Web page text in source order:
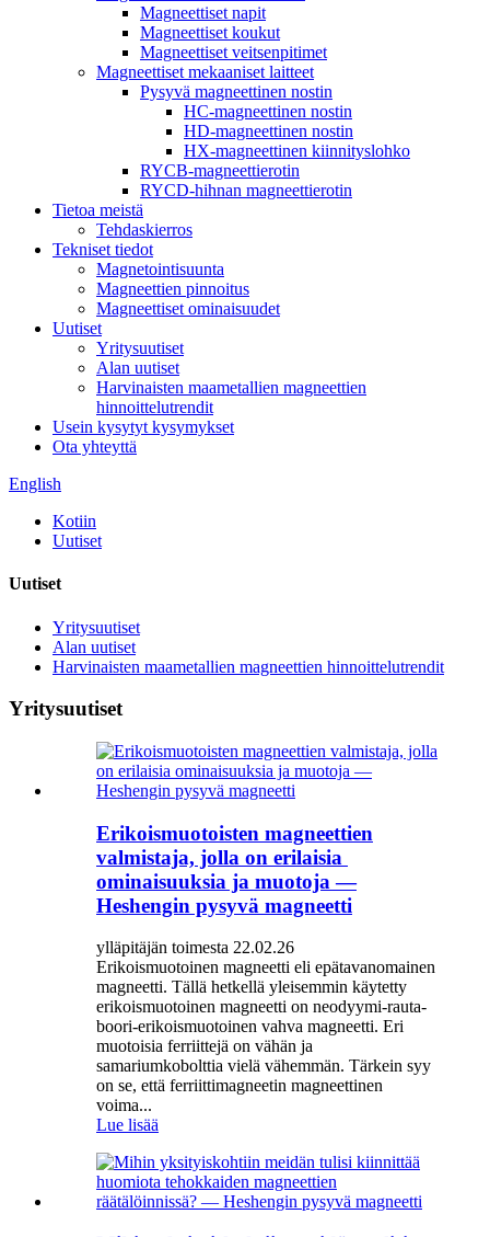
Magneettiset napit
Magneettiset koukut
Magneettiset veitsenpitimet
Magneettiset mekaaniset laitteet
Pysyvä magneettinen nostin
HC-magneettinen nostin
HD-magneettinen nostin
HX-magneettinen kiinnityslohko
RYCB-magneettierotin
RYCD-hihnan magneettierotin
Tietoa meistä
Tehdaskierros
Tekniset tiedot
Magnetointisuunta
Magneettien pinnoitus
Magneettiset ominaisuudet
Uutiset
Yritysuutiset
Alan uutiset
Harvinaisten maametallien magneettien
hinnoittelutrendit
Usein kysytyt kysymykset
Ota yhteyttä
English
Kotiin
Uutiset
Uutiset
Yritysuutiset
Alan uutiset
Harvinaisten maametallien magneettien hinnoittelutrendit
Yritysuutiset
Erikoismuotoisten magneettien
valmistaja, jolla on erilaisia ​​
ominaisuuksia ja muotoja —
Heshengin pysyvä magneetti
ylläpitäjän toimesta 22.02.26
Erikoismuotoinen magneetti eli epätavanomainen
magneetti. Tällä hetkellä yleisemmin käytetty
erikoismuotoinen magneetti on neodyymi-rauta-
boori-erikoismuotoinen vahva magneetti. Eri
muotoisia ferriittejä on vähän ja
samariumkobolttia vielä vähemmän. Tärkein syy
on se, että ferriittimagneetin magneettinen
voima...
Lue lisää